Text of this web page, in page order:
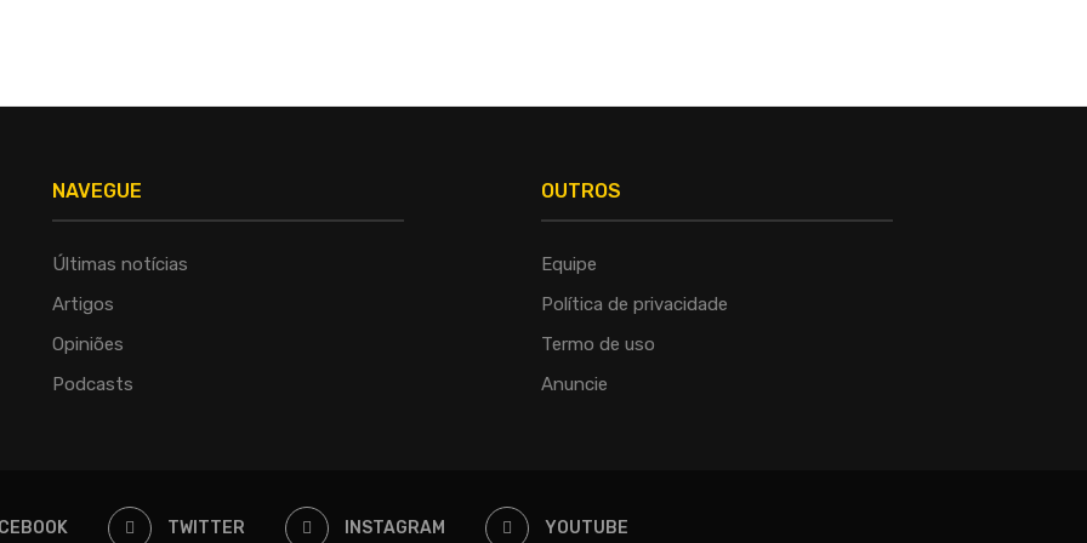
NAVEGUE
Últimas notícias
Artigos
Opiniões
Podcasts
OUTROS
Equipe
Política de privacidade
Termo de uso
Anuncie
TWITTER INSTAGRAM YOUTUBE